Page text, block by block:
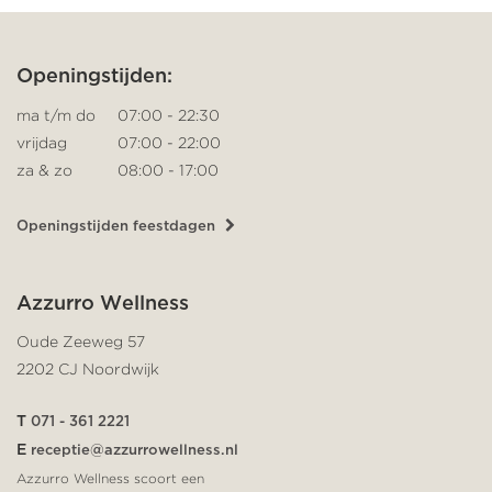
Openingstijden:
ma t/m do
07:00 - 22:30
vrijdag
07:00 - 22:00
za & zo
08:00 - 17:00
Openingstijden feestdagen
Azzurro Wellness
Oude Zeeweg 57
2202 CJ Noordwijk
071 - 361 2221
E receptie@azzurrowellness.nl
Azzurro Wellness scoort een